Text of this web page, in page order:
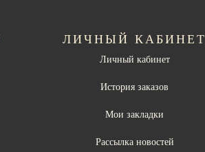
ЛИЧНЫЙ КАБИНЕТ
Личный кабинет
История заказов
Мои закладки
Рассылка новостей